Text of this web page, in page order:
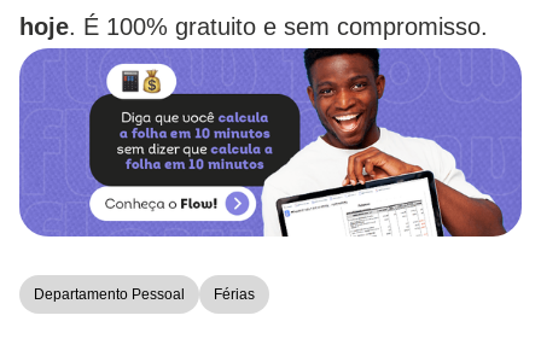
hoje. É 100% gratuito e sem compromisso.
Departamento Pessoal Férias